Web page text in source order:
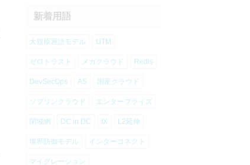
新着用語
大規模言語モデル UTM
ゼロトラスト メガクラウド Redis
DevSecOps AS 国産クラウド
ソブリンクラウド エンタープライズ
閉域網 DC in DC IX L2延伸
境界防御モデル インターコネクト
マイグレーション